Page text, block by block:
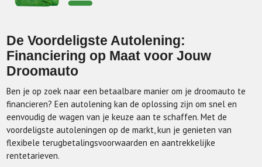
De Voordeligste Autolening:
Financiering op Maat voor Jouw
Droomauto
Ben je op zoek naar een betaalbare manier om je droomauto te
financieren? Een autolening kan de oplossing zijn om snel en
eenvoudig de wagen van je keuze aan te schaffen. Met de
voordeligste autoleningen op de markt, kun je genieten van
flexibele terugbetalingsvoorwaarden en aantrekkelijke
rentetarieven.